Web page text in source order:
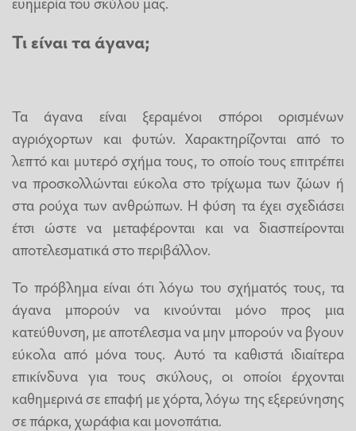
Τι είναι τα άγανα;
Τα άγανα είναι ξεραμένοι σπόροι ορισμένων
αγριόχορτων και φυτών. Χαρακτηρίζονται από το
λεπτό και μυτερό σχήμα τους, το οποίο τους επιτρέπει
να προσκολλώνται εύκολα στο τρίχωμα των ζώων ή
στα ρούχα των ανθρώπων. Η φύση τα έχει σχεδιάσει
έτσι ώστε να μεταφέρονται και να διασπείρονται
αποτελεσματικά στο περιβάλλον.
Το πρόβλημα είναι ότι λόγω του σχήματός τους, τα
άγανα μπορούν να κινούνται μόνο προς μια
κατεύθυνση, με αποτέλεσμα να μην μπορούν να βγουν
εύκολα από μόνα τους. Αυτό τα καθιστά ιδιαίτερα
επικίνδυνα για τους σκύλους, οι οποίοι έρχονται
καθημερινά σε επαφή με χόρτα, λόγω της εξερεύνησης
σε πάρκα, χωράφια και μονοπάτια.